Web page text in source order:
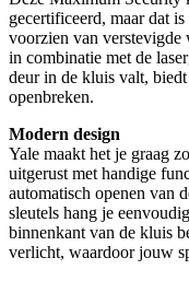
gecertificeerd, maar dat
voorzien van verstevigde
in combinatie met de
deur in de kluis valt,
openbreken.
Modern design
Yale maakt het je graag
uitgerust met handige
automatisch openen van
sleutels hang je
binnenkant van de kluis
verlicht, waardoor jouw